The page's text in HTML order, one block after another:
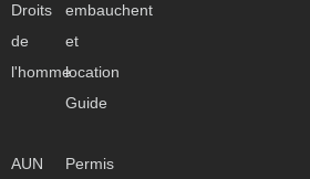
Droits
de
l'homme
embauchent
et
location
Guide
AUN
Permis